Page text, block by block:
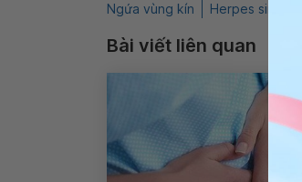
Ngứa vùng kín Herpes sinh dục
Bài viết liên quan